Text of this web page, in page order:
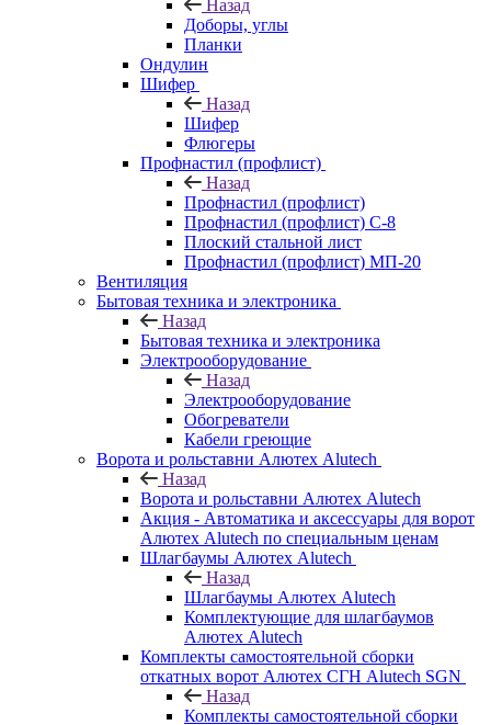
Назад
Доборы, углы
Планки
Ондулин
Шифер
Назад
Шифер
Флюгеры
Профнастил (профлист)
Назад
Профнастил (профлист)
Профнастил (профлист) С-8
Плоский стальной лист
Профнастил (профлист) МП-20
Вентиляция
Бытовая техника и электроника
Назад
Бытовая техника и электроника
Электрооборудование
Назад
Электрооборудование
Обогреватели
Кабели греющие
Ворота и рольставни Алютех Alutech
Назад
Ворота и рольставни Алютех Alutech
Акция - Автоматика и аксессуары для ворот
Алютех Alutech по специальным ценам
Шлагбаумы Алютех Alutech
Назад
Шлагбаумы Алютех Alutech
Комплектующие для шлагбаумов
Алютех Alutech
Комплекты самостоятельной сборки
откатных ворот Алютех СГН Alutech SGN
Назад
Комплекты самостоятельной сборки